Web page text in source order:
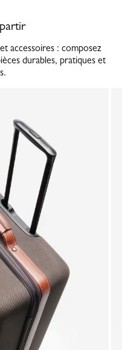
accessoires : composez
durables, pratiques et